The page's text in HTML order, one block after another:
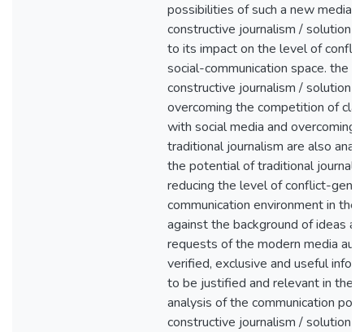
possibilities of such a new media
constructive journalism / solution
to its impact on the level of
social-communication space. the
constructive journalism / solution
overcoming the competition of
with social media and overcoming
traditional journalism are also
the potential of traditional
reducing the level of conflict-
communication environment in the
against the background of ideas
requests of the modern media
verified, exclusive and useful
to be justified and relevant in the
analysis of the communication
constructive journalism / solution